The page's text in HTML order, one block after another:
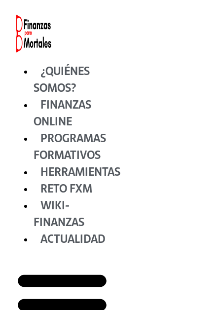
contenido
¿QUIÉNES
SOMOS?
FINANZAS
ONLINE
PROGRAMAS
FORMATIVOS
HERRAMIENTAS
RETO FXM
WIKI-
FINANZAS
ACTUALIDAD